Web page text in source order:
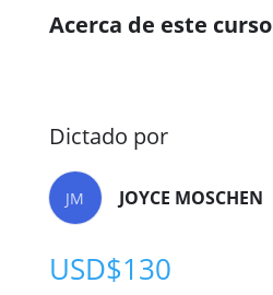
Acerca de este curso
Dictado por
JM JOYCE MOSCHEN
USD$130